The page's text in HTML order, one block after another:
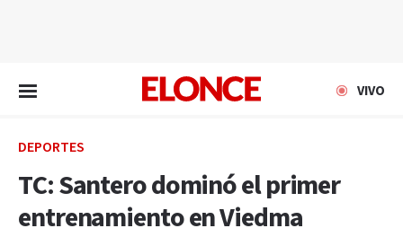
VIVO
DEPORTES
TC: Santero dominó el primer
entrenamiento en Viedma